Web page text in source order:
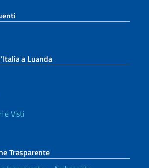
a Luanda
e Visti
Trasparente